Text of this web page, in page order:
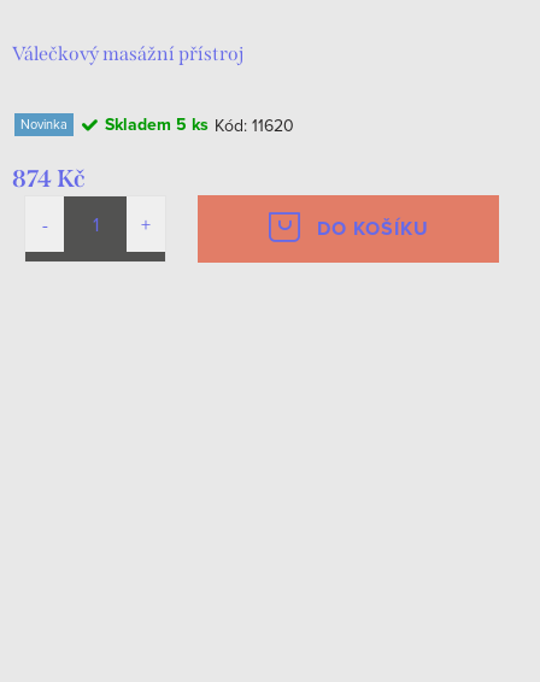
Válečkový masážní přístroj
Novinka Skladem 5 ks Kód: 11620
874 Kč
DO KOŠÍKU